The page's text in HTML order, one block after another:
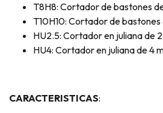
T8H8: Cortador de bastones
T10H10: Cortador de bastones
HU2.5: Cortador en juliana de
HU4: Cortador en juliana de 4
CARACTERISTICAS: